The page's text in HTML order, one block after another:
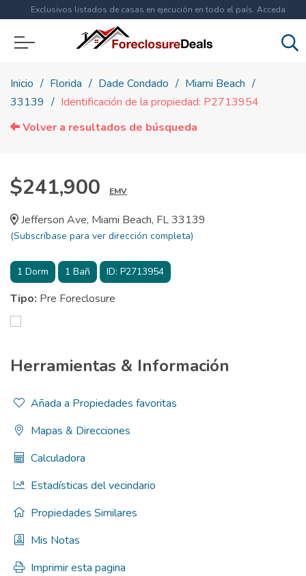
Exclusivos listados de casas en ejecución en todo el país. Acceda
ahora a
Inicio Florida Dade Condado
Miami Beach
33139
Identificación de la propiedad: P2713954
Volver a resultados de búsqueda
$241,900 EMV
Jefferson Ave, Miami Beach, FL 33139
(Subscríbase para ver dirección completa)
1 Dorm 1 Bañ ID: P2713954
Tipo: Pre Foreclosure
Herramientas & Información
Añada a Propiedades favoritas
Mapas & Direcciones
Calculadora
Estadísticas del vecindario
Propiedades Similares
Mis Notas
Imprimir esta pagina